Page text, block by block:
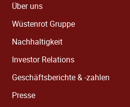
Über uns
Wüstenrot Gruppe
Nachhaltigkeit
Investor Relations
Geschäftsberichte & -zahlen
Presse